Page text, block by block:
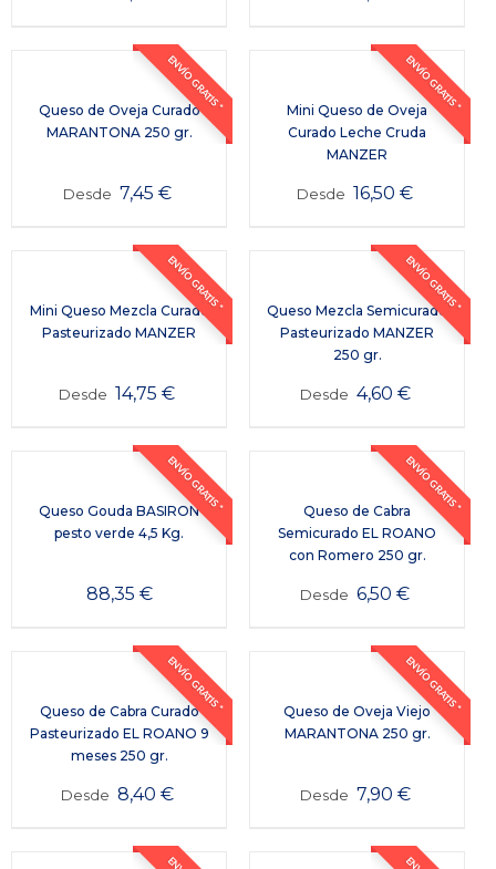
ENVÍO GRATIS *
Queso de Oveja Curado
MARANTONA 250 gr.
Desde 7,45 €
ENVÍO GRATIS *
Mini Queso de Oveja
Curado Leche Cruda
MANZER
Desde 16,50€
ENVÍO GRATIS *
Mini Queso Mezcla Curado
Pasteurizado MANZER
Desde 14,75€
ENVÍO GRATIS *
Queso Mezcla Semicurado
Pasteurizado MANZER
250 gr.
Desde 4,60 €
ENVÍO GRATIS *
Queso Gouda BASIRON
pesto verde 4,5 Kg.
88,35 €
ENVÍO GRATIS *
Queso de Cabra
Semicurado EL ROANO
con Romero 250 gr.
Desde 6,50€
ENVÍO GRATIS *
Queso de Cabra Curado
Pasteurizado EL ROANO 9
meses 250 gr.
Desde 8,40 €
ENVÍO GRATIS *
Queso de Oveja Viejo
MARANTONA 250 gr.
Desde 7,90 €